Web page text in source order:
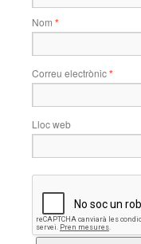
Nom *
Correu electrònic*
Lloc web